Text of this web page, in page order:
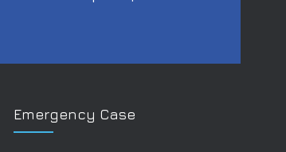
Emergency Case